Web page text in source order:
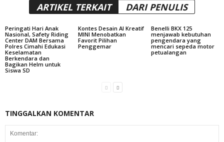
ARTIKEL TERKAIT DARI PENULIS
Peringati Hari Anak
Nasional, Safety Riding
Center DAM Bersama
Polres Cimahi Edukasi
Keselamatan
Berkendara dan
Bagikan Helm untuk
Siswa SD
Kontes Desain AI Kreatif
MINI Menobatkan
Favorit Pilihan
Penggemar
Benelli BKX 125
menjawab kebutuhan
pengendara yang
mencari sepeda motor
petualangan
TINGGALKAN KOMENTAR